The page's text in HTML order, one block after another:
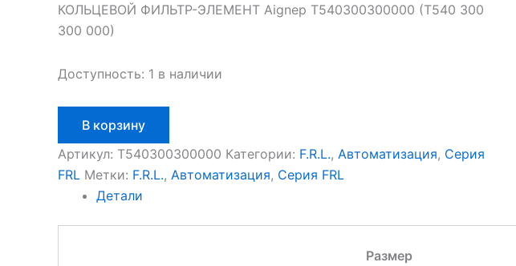
КОЛЬЦЕВОЙ ФИЛЬТР-ЭЛЕМЕНТ Aignep T540300300000 (T540 300
300 000)
Доступность: 1 в наличии
товара
Aignep
T540300300000
В корзину
Артикул: T540300300000 Категории: F.R.L., Автоматизация, Серия
FRL Метки: F.R.L., Автоматизация, Серия FRL
Детали
Размер